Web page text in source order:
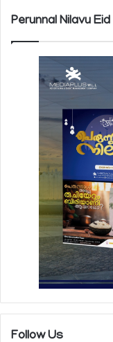
Perunnal Nilavu
Follow Us